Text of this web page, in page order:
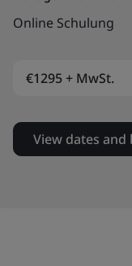
Online Schulung
€1295 + MwSt.
View dates